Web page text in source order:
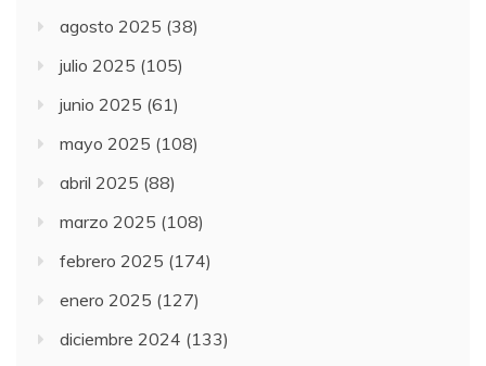
agosto 2025 (38)
julio 2025 (105)
junio 2025 (61)
mayo 2025 (108)
abril 2025 (88)
marzo 2025 (108)
febrero 2025 (174)
enero 2025 (127)
diciembre 2024 (133)